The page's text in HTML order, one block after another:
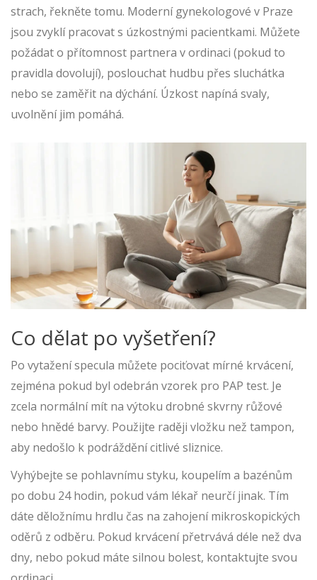
strach, řekněte tomu. Moderní gynekologové v Praze
jsou zvyklí pracovat s úzkostnými pacientkami. Můžete
požádat o přítomnost partnera v ordinaci (pokud to
pravidla dovolují), poslouchat hudbu přes sluchátka
nebo se zaměřit na dýchání. Úzkost napíná svaly,
uvolnění jim pomáhá.
Co dělat po vyšetření?
Po vytažení specula můžete pociťovat mírné krvácení,
zejména pokud byl odebrán vzorek pro PAP test. Je
zcela normální mít na výtoku drobné skvrny růžové
nebo hnědé barvy. Použijte raději vložku než tampon,
aby nedošlo k podráždění citlivé sliznice.
Vyhýbejte se pohlavnímu styku, koupelím a bazénům
po dobu 24 hodin, pokud vám lékař neurčí jinak. Tím
dáte děložnímu hrdlu čas na zahojení mikroskopických
oděrů z odběru. Pokud krvácení přetrvává déle než dva
dny, nebo pokud máte silnou bolest, kontaktujte svou